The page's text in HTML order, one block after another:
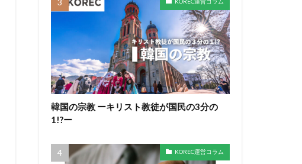
韓国の宗教 ーキリスト教徒が国民の3分の
1!?ー
KOREC運営コラム